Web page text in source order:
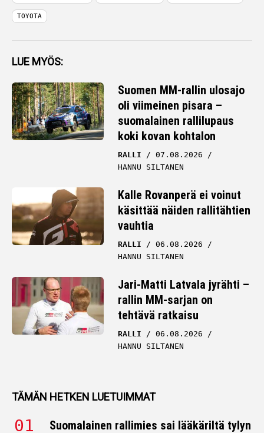
TOYOTA
LUE MYÖS:
Suomen MM-rallin ulosajo
oli viimeinen pisara –
suomalainen rallilupaus
koki kovan kohtalon
RALLI
07.08.2026
HANNU SILTANEN
Kalle Rovanperä ei voinut
käsittää näiden rallitähtien
vauhtia
RALLI
06.08.2026
HANNU SILTANEN
Jari-Matti Latvala jyrähti –
rallin MM-sarjan on
tehtävä ratkaisu
RALLI
06.08.2026
HANNU SILTANEN
TÄMÄN HETKEN LUETUIMMAT
Suomalainen rallimies sai lääkäriltä tylyn